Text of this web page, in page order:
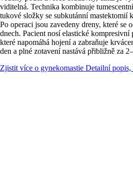
viditelná. Technika kombinuje
tukové složky se subkutánní mastektomií
Po operaci jsou zavedeny dreny, které se
dnech. Pacient nosí elastické
které napomáhá hojení a zabraňuje
den a plné zotavení nastává přibližně za
Zjistit více o gynekomastie Detailní